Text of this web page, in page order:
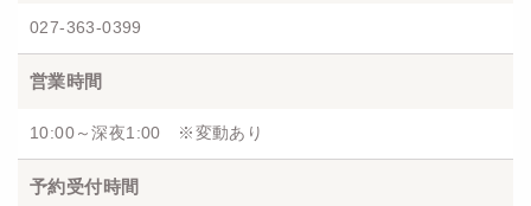
027-363-0399
営業時間
10:00～深夜1:00 ※変動あり
予約受付時間